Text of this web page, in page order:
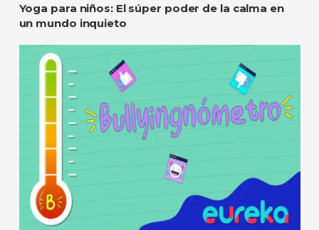
Yoga para niños: El súper poder de la calma en
un mundo inquieto